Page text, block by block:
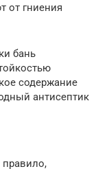
от гниения
бань
содержание
антисептик